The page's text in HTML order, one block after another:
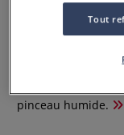
Le crayon
pinceau humide.
Tout